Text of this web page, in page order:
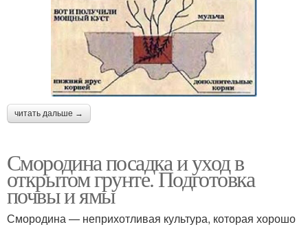
читать дальше →
Смородина посадка и уход в
открытом грунте. Подготовка
почвы и ямы
Смородина — неприхотливая культура, которая хорошо